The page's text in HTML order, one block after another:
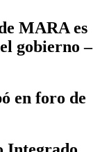
MARA es
gobierno –
en foro de